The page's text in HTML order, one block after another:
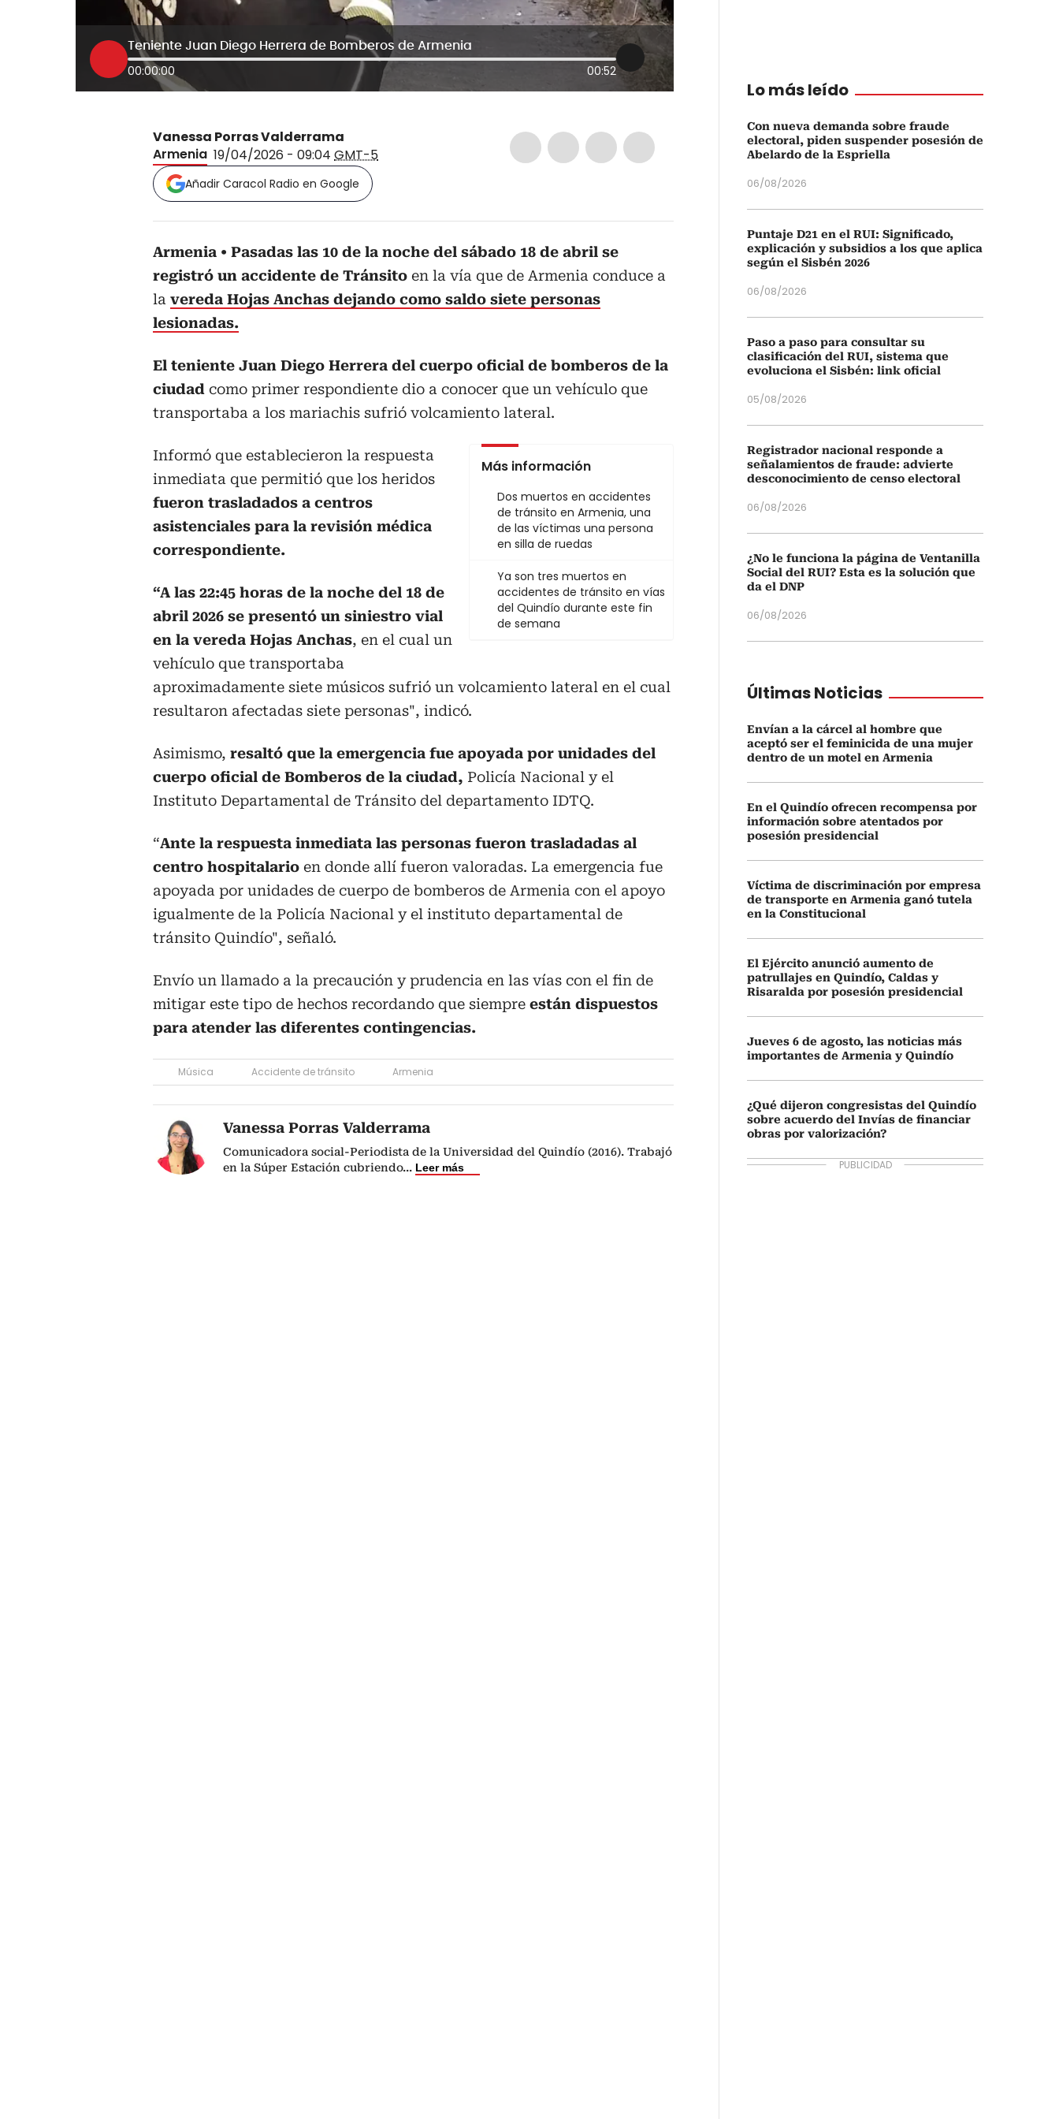
Teniente Juan Diego Herrera de Bomberos de Armenia
00:00:00 00:52
Vanessa Porras Valderrama
Armenia 19/04/2026 - 09:04 GMT-5
Añadir Caracol Radio en Google
Armenia
Pasadas las 10 de la noche del sábado 18 de abril se
registró un accidente de Tránsito en la vía que de Armenia conduce a
la vereda Hojas Anchas dejando como saldo siete personas
lesionadas.
El teniente Juan Diego Herrera del cuerpo oficial de bomberos de la
ciudad como primer respondiente dio a conocer que un vehículo que
transportaba a los mariachis sufrió volcamiento lateral.
Más información
Dos muertos en accidentes
de tránsito en Armenia, una
de las víctimas una persona
en silla de ruedas
Ya son tres muertos en
accidentes de tránsito en vías
del Quindío durante este fin
de semana
Informó que establecieron la respuesta
inmediata que permitió que los heridos
fueron trasladados a centros
asistenciales para la revisión médica
correspondiente.
“A las 22:45 horas de la noche del 18 de
abril 2026 se presentó un siniestro vial
en la vereda Hojas Anchas, en el cual un
vehículo que transportaba
aproximadamente siete músicos sufrió un volcamiento lateral en el cual
resultaron afectadas siete personas", indicó.
Asimismo, resaltó que la emergencia fue apoyada por unidades del
cuerpo oficial de Bomberos de la ciudad, Policía Nacional y el
Instituto Departamental de Tránsito del departamento IDTQ.
“Ante la respuesta inmediata las personas fueron trasladadas al
centro hospitalario en donde allí fueron valoradas. La emergencia fue
apoyada por unidades de cuerpo de bomberos de Armenia con el apoyo
igualmente de la Policía Nacional y el instituto departamental de
tránsito Quindío", señaló.
Envío un llamado a la precaución y prudencia en las vías con el fin de
mitigar este tipo de hechos recordando que siempre están dispuestos
para atender las diferentes contingencias.
Música Accidente de tránsito Armenia
Vanessa Porras Valderrama
Comunicadora social-Periodista de la Universidad del Quindío (2016). Trabajó
en la Súper Estación cubriendo... Leer más
Lo más leído
Con nueva demanda sobre fraude
electoral, piden suspender posesión de
Abelardo de la Espriella
06/08/2026
Puntaje D21 en el RUI: Significado,
explicación y subsidios a los que aplica
según el Sisbén 2026
06/08/2026
Paso a paso para consultar su
clasificación del RUI, sistema que
evoluciona el Sisbén: link oficial
05/08/2026
Registrador nacional responde a
señalamientos de fraude: advierte
desconocimiento de censo electoral
06/08/2026
¿No le funciona la página de Ventanilla
Social del RUI? Esta es la solución que
da el DNP
06/08/2026
Últimas Noticias
Envían a la cárcel al hombre que
aceptó ser el feminicida de una mujer
dentro de un motel en Armenia
En el Quindío ofrecen recompensa por
información sobre atentados por
posesión presidencial
Víctima de discriminación por empresa
de transporte en Armenia ganó tutela
en la Constitucional
El Ejército anunció aumento de
patrullajes en Quindío, Caldas y
Risaralda por posesión presidencial
Jueves 6 de agosto, las noticias más
importantes de Armenia y Quindío
¿Qué dijeron congresistas del Quindío
sobre acuerdo del Invías de financiar
obras por valorización?